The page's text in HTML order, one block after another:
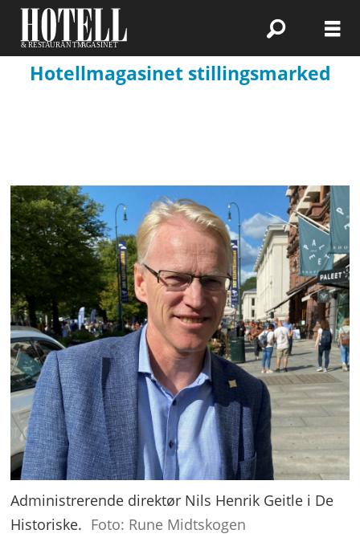
Hotellmagasinet stillingsmarked
Administrerende direktør Nils Henrik Geitle i De
Historiske. Foto: Rune Midtskogen